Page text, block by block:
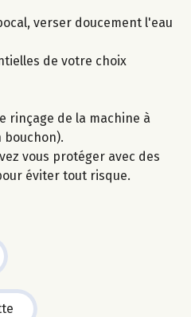
verser doucement l'eau
de votre choix
rinçage de la machine à
vous protéger avec des
éviter tout risque.